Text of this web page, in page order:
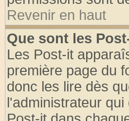
Revenir en haut
Que sont les
Les Post-it
première page du
donc les lire dès
l'administrateur